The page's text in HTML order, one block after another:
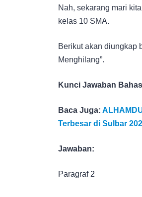
Nah, sekarang mari
kelas 10 SMA.
Berikut akan diungkap
Menghilang”.
Kunci Jawaban
Baca Juga:
Terbesar di Sulbar
Jawaban:
Paragraf 2